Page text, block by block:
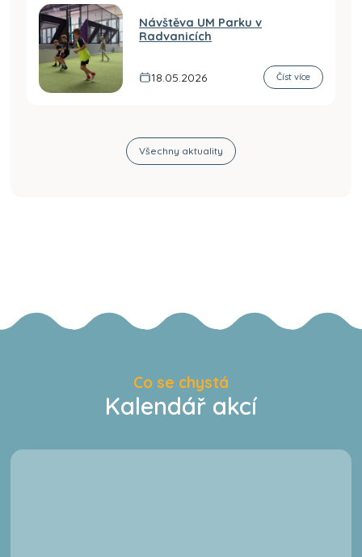
Návštěva UM Parku v
Radvanicích
18.05.2026 Číst více
Všechny aktuality
Co se chystá
Kalendář akcí